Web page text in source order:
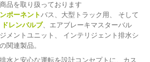
品を取り扱っております
ポーネントバス、大型トラック用、 そして
ドレンバルブ、エアブレーキマスターバル
メントユニット、 インテリジェント排水シ
関連製品。
水と安心な運転を設計コンセプトに、カス